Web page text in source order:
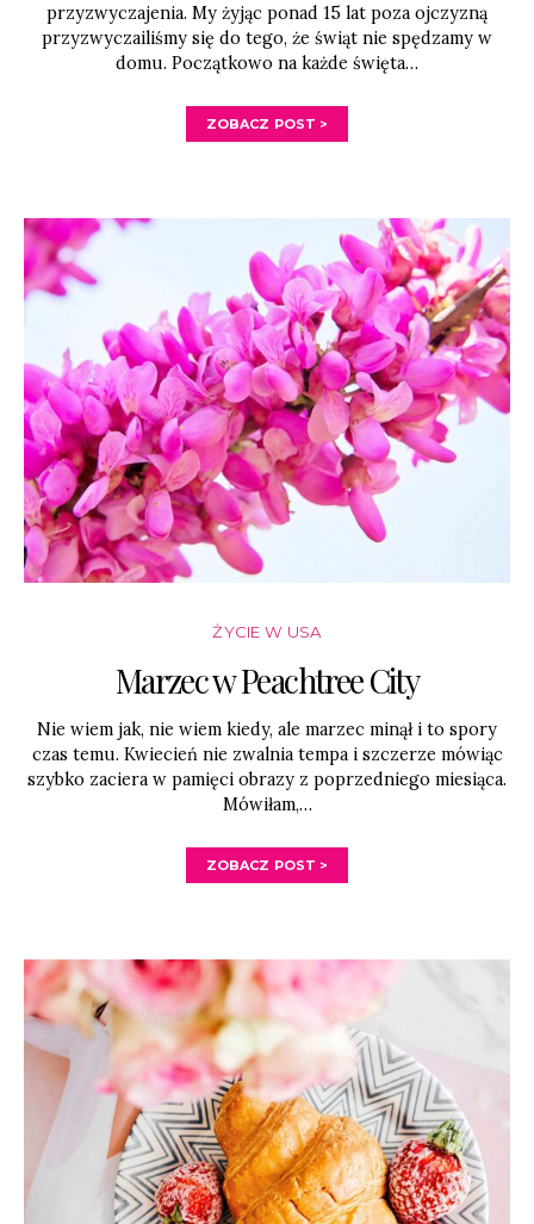
przyzwyczajenia. My żyjąc ponad 15 lat poza ojczyzną
przyzwyczailiśmy się do tego, że świąt nie spędzamy w
domu. Początkowo na każde święta…
ZOBACZ POST >
ŻYCIE W USA
Marzec w Peachtree City
Nie wiem jak, nie wiem kiedy, ale marzec minął i to spory
czas temu. Kwiecień nie zwalnia tempa i szczerze mówiąc
szybko zaciera w pamięci obrazy z poprzedniego miesiąca.
Mówiłam,…
ZOBACZ POST >